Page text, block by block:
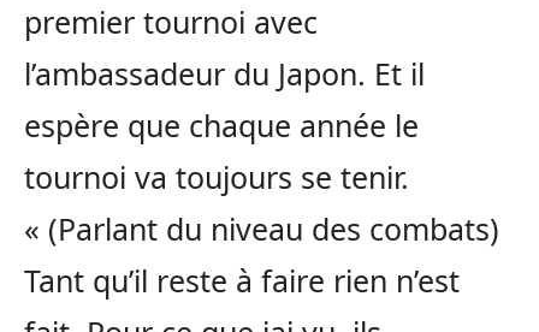
premier tournoi avec
l’ambassadeur du Japon. Et il
espère que chaque année le
tournoi va toujours se tenir.
« (Parlant du niveau des combats)
Tant qu’il reste à faire rien n’est